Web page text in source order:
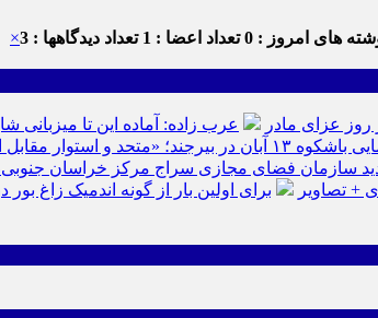
های امروز : 0 تعداد اعضا : 1 تعداد دیدگاهها : 3 ×
روز عزای مادر
عرب زاده: آماده این تا میزبانی
بیرجند؛ «متحد و استوار مقابل استکبار» + تصاویر
سازمان فضای مجازی سراج مرکز خراسان جنوبی،
+ تصاویر برای اولین بار از گونه اندمیک زاغ